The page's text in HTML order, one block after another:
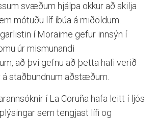
svæðum hjálpa okkur að skilja
mótuðu líf íbúa á miðöldum.
í Moraime gefur innsýn í
úr mismunandi
að því gefnu að þetta hafi verið
á staðbundnum aðstæðum.
í La Coruña hafa leitt í ljós
sem tengjast lífi og